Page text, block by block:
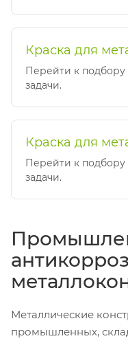
Краска для
Перейти к подбору
задачи.
Краска для
Перейти к подбору
задачи.
Металлические
промышленных,